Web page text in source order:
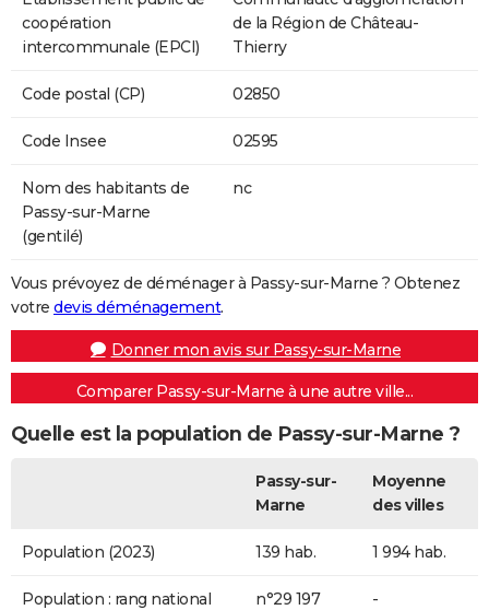
coopération
intercommunale (EPCI)
de la Région de Château-
Thierry
Code postal (CP) 02850
Code Insee 02595
Nom des habitants de
Passy-sur-Marne
(gentilé)
nc
Vous prévoyez de déménager à Passy-sur-Marne ? Obtenez
votre devis déménagement.
Donner mon avis sur Passy-sur-Marne
Comparer Passy-sur-Marne à une autre ville...
Quelle est la population de Passy-sur-Marne ?
Passy-sur-
Marne
Moyenne
des villes
Population (2023) 139 hab. 1 994 hab.
Population : rang national
n°29 197 -